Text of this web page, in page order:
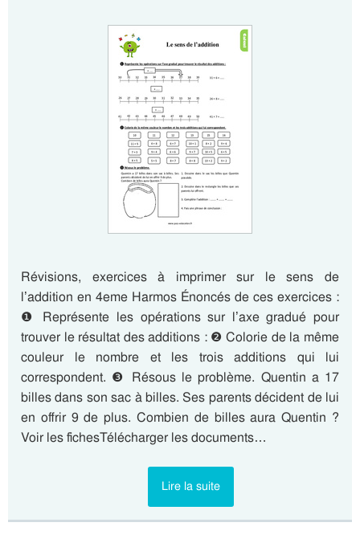
Révisions, exercices à imprimer sur le sens de
l’addition en 4eme Harmos Énoncés de ces exercices :
❶ Représente les opérations sur l’axe gradué pour
trouver le résultat des additions : ❷ Colorie de la même
couleur le nombre et les trois additions qui lui
correspondent. ❸ Résous le problème. Quentin a 17
billes dans son sac à billes. Ses parents décident de lui
en offrir 9 de plus. Combien de billes aura Quentin ?
Voir les fichesTélécharger les documents…
Lire la suite